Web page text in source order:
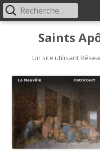
Saints
Un site utilisant
Menu
principal